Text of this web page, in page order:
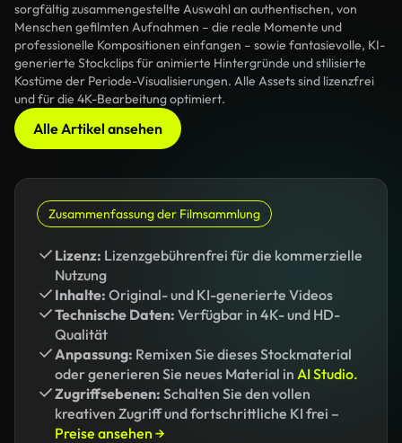
sorgfältig zusammengestellte Auswahl an authentischen, von
Menschen gefilmten Aufnahmen – die reale Momente und
professionelle Kompositionen einfangen – sowie fantasievolle, KI-
generierte Stockclips für animierte Hintergründe und stilisierte
Kostüme der Periode-Visualisierungen. Alle Assets sind lizenzfrei
und für die 4K-Bearbeitung optimiert.
Alle Artikel ansehen
Zusammenfassung der Filmsammlung
Lizenz: Lizenzgebührenfrei für die kommerzielle
Nutzung
Inhalte: Original- und KI-generierte Videos
Technische Daten: Verfügbar in 4K- und HD-
Qualität
Anpassung: Remixen Sie dieses Stockmaterial
oder generieren Sie neues Material in AI Studio.
Zugriffsebenen: Schalten Sie den vollen
kreativen Zugriff und fortschrittliche KI frei –
Preise ansehen →